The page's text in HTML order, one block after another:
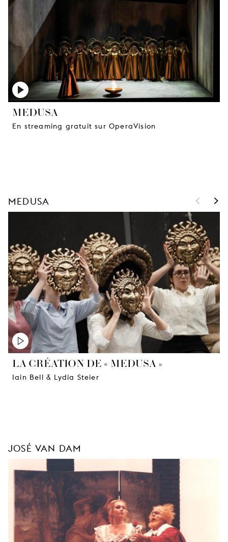
MEDUSA
En streaming gratuit sur OperaVision
MEDUSA < >
LA CRÉATION DE « MEDUSA »
Iain Bell & Lydia Steier
JOSÉ VAN DAM